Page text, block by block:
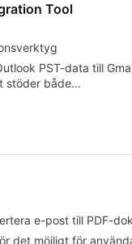
Tool
PST-data till
stöder både…
e-post till PDF-
det möjligt för